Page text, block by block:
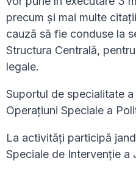
precum și mai multe
cauză să fie conduse la
Structura Centrală,
legale.
Suportul de specialitate
Operațiuni Speciale a
La activități participă
Speciale de Intervenție a